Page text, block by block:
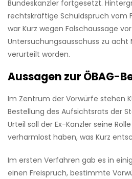
Bundeskanzler fortgesetzt.
rechtskräftige Schuldspruch vom
war Kurz wegen Falschaussage
Untersuchungsausschuss zu
verurteilt worden.
Aussagen zur ÖBAG-
Im Zentrum der Vorwürfe stehen
Bestellung des Aufsichtsrats der
Urteil soll der Ex-Kanzler seine
verharmlost haben, was Kurz
Im ersten Verfahren gab es in
einen Freispruch, bestimmte